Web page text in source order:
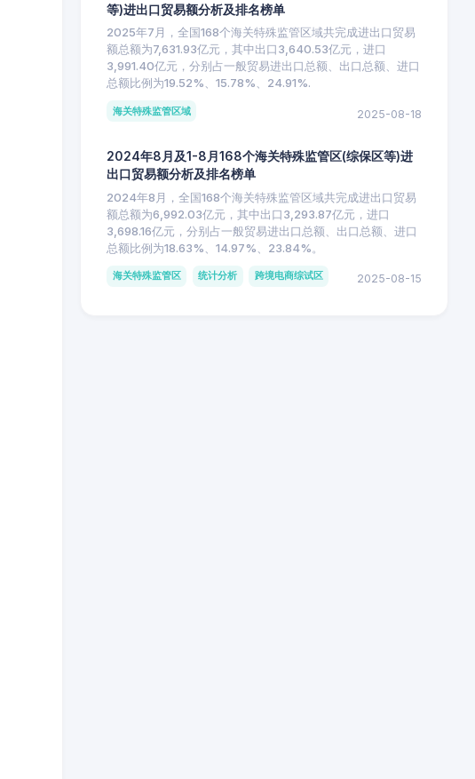
等)进出口贸易额分析及排名榜单
2025年7月，全国168个海关特殊监管区域共完成进出口贸易
额总额为7,631.93亿元，其中出口3,640.53亿元，进口
3,991.40亿元，分别占一般贸易进出口总额、出口总额、进口
总额比例为19.52%、15.78%、24.91%.
海关特殊监管区域 2025-08-18
2024年8月及1-8月168个海关特殊监管区(综保区等)进
出口贸易额分析及排名榜单
2024年8月，全国168个海关特殊监管区域共完成进出口贸易
额总额为6,992.03亿元，其中出口3,293.87亿元，进口
3,698.16亿元，分别占一般贸易进出口总额、出口总额、进口
总额比例为18.63%、14.97%、23.84%。
海关特殊监管区 统计分析 跨境电商综试区 2025-08-15